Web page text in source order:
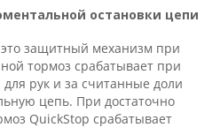
остановки цепи
защитный механизм при
тормоз срабатывает при
рук и за считанные доли
цепь. При достаточно
QuickStop срабатывает